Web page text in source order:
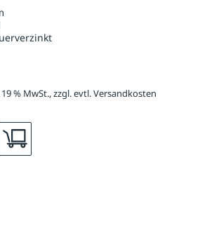
% MwSt., zzgl. evtl. Versandkosten